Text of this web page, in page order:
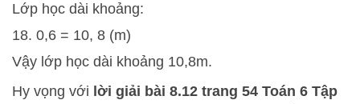
Lớp học dài khoảng:
18. 0,6 = 10, 8 (m)
Vậy lớp học dài khoảng 10,8m.
Hy vọng với lời giải bài 8.12 trang 54 Toán 6 Tập